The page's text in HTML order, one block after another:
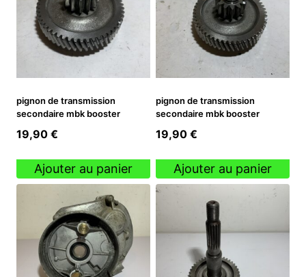
pignon de transmission
secondaire mbk booster
19,90 €
Ajouter au panier
pignon de transmission
secondaire mbk booster
19,90 €
Ajouter au panier